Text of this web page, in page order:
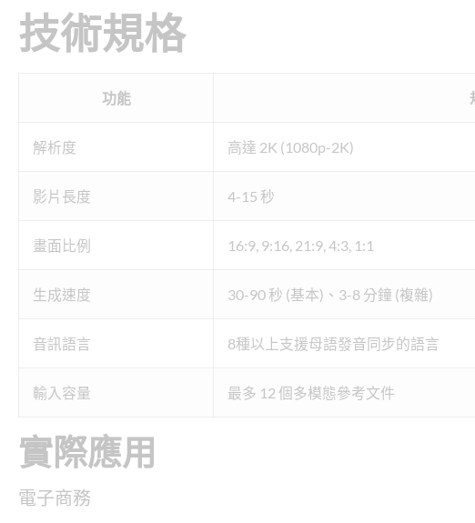
技術規格
功能
解析度 高達 2K (1080p-2K)
影片長度 4-15 秒
畫面比例 16:9, 9:16, 21:9, 4:3, 1:1
生成速度 30-90 秒 (基本)、3-8 分鐘 (複雜)
音訊語言 8種以上支援母語發音同步的語言
輸入容量 最多 12 個多模態參考文件
實際應用
電子商務